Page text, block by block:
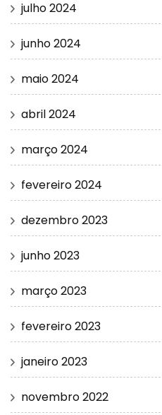
julho 2024
junho 2024
maio 2024
abril 2024
março 2024
fevereiro 2024
dezembro 2023
junho 2023
março 2023
fevereiro 2023
janeiro 2023
novembro 2022